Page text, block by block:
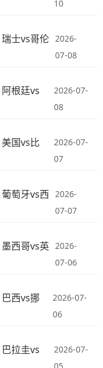
10
士vs哥伦 2026-
07-08
根廷vs
2026-07-
08
国vs比
2026-07-
07
萄牙vs西 2026-
07-07
西哥vs英 2026-
07-06
西vs挪
2026-07-
06
拉圭vs
2026-07-